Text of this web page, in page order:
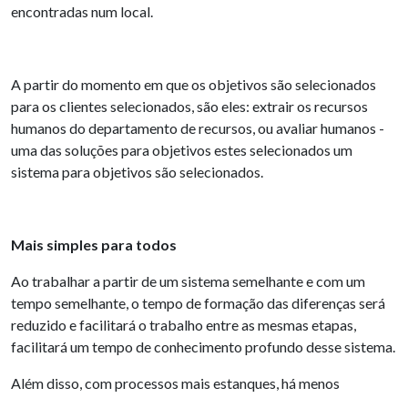
encontradas num local.
A partir do momento em que os objetivos são selecionados
para os clientes selecionados, são eles: extrair os recursos
humanos do departamento de recursos, ou avaliar humanos -
uma das soluções para objetivos estes selecionados um
sistema para objetivos são selecionados.
Mais simples para todos
Ao trabalhar a partir de um sistema semelhante e com um
tempo semelhante, o tempo de formação das diferenças será
reduzido e facilitará o trabalho entre as mesmas etapas,
facilitará um tempo de conhecimento profundo desse sistema.
Além disso, com processos mais estanques, há menos